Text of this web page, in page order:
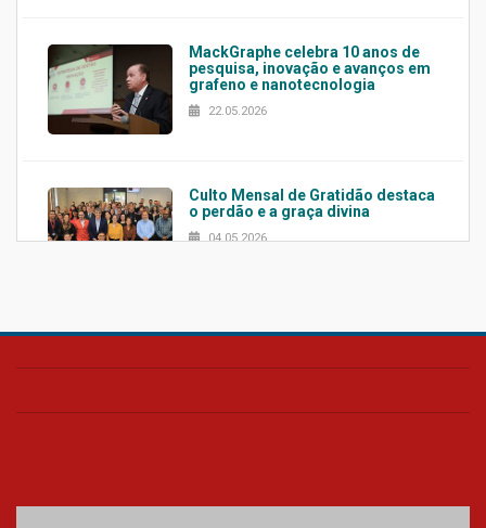
MackGraphe celebra 10 anos de
pesquisa, inovação e avanços em
grafeno e nanotecnologia
22.05.2026
Culto Mensal de Gratidão destaca
o perdão e a graça divina
04.05.2026
Confira como foi o culto mensal